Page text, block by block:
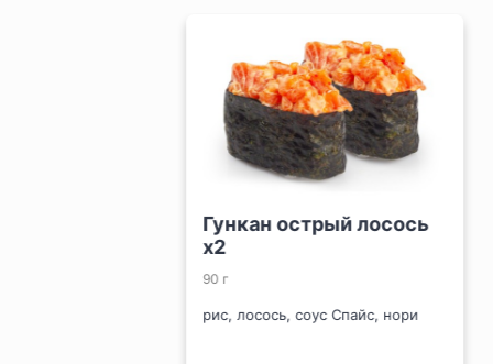
Гункан острый лосось
рис, лосось, соус Спайс, нори